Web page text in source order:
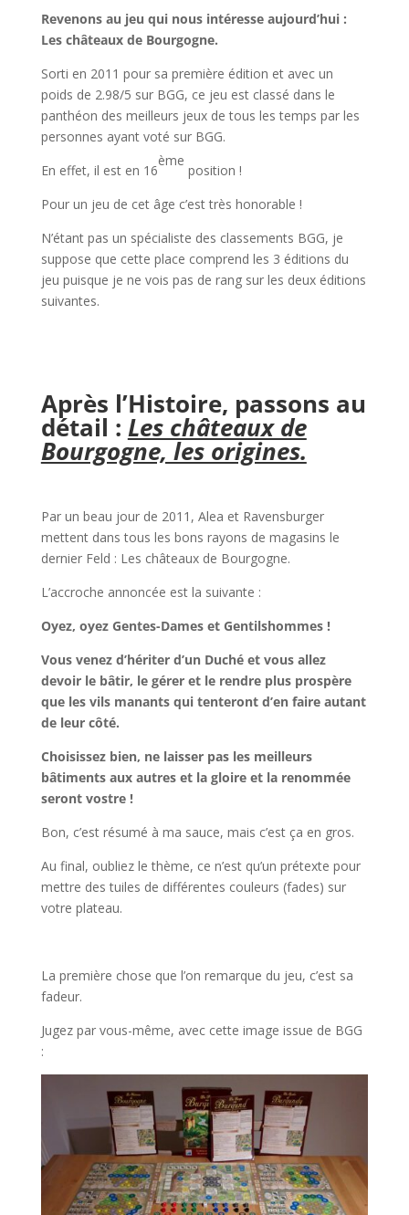
Revenons au jeu qui nous intéresse aujourd’hui :
Les châteaux de Bourgogne.
Sorti en 2011 pour sa première édition et avec un
poids de 2.98/5 sur BGG, ce jeu est classé dans le
panthéon des meilleurs jeux de tous les temps par les
personnes ayant voté sur BGG.
En effet, il est en 16
ème
position !
Pour un jeu de cet âge c’est très honorable !
N’étant pas un spécialiste des classements BGG, je
suppose que cette place comprend les 3 éditions du
jeu puisque je ne vois pas de rang sur les deux éditions
suivantes.
Après l’Histoire, passons au
détail : Les châteaux de
Bourgogne, les origines.
Par un beau jour de 2011, Alea et Ravensburger
mettent dans tous les bons rayons de magasins le
dernier Feld : Les châteaux de Bourgogne.
L’accroche annoncée est la suivante :
Oyez, oyez Gentes-Dames et Gentilshommes !
Vous venez d’hériter d’un Duché et vous allez
devoir le bâtir, le gérer et le rendre plus prospère
que les vils manants qui tenteront d’en faire autant
de leur côté.
Choisissez bien, ne laisser pas les meilleurs
bâtiments aux autres et la gloire et la renommée
seront vostre !
Bon, c’est résumé à ma sauce, mais c’est ça en gros.
Au final, oubliez le thème, ce n’est qu’un prétexte pour
mettre des tuiles de différentes couleurs (fades) sur
votre plateau.
La première chose que l’on remarque du jeu, c’est sa
fadeur.
Jugez par vous-même, avec cette image issue de BGG
: